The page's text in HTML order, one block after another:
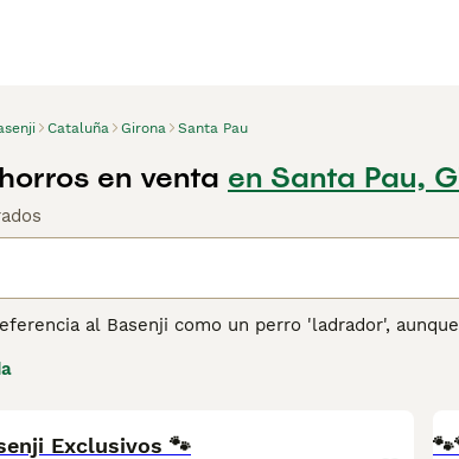
Cataluña Girona Santa Pau
en venta en Santa Pau,
al Basenji como un perro 'ladrador',
que a otros perros, y pasarán horas
consejos de compra de Basenji para obtener
Exclusivos 🐾